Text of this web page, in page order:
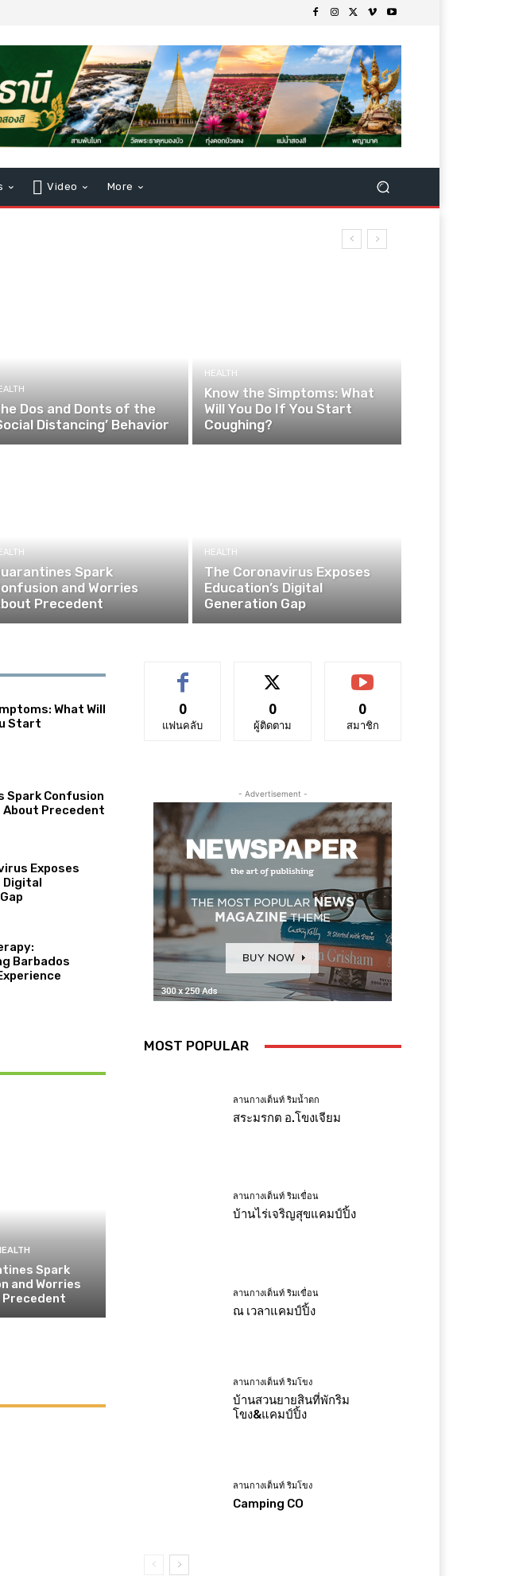
Video More
Dos and Donts of the
Distancing’ Behavior
HEALTH
Know the Simptoms: What
Will You Do If You Start
Coughing?
Spark
and Worries
Precedent
HEALTH
The Coronavirus Exposes
Education’s Digital
Generation Gap
What Will
Start
Spark Confusion
About Precedent
Exposes
Digital
Barbados
Spark
and Worries
Precedent
0
แฟนคลับ
0
ผู้ติดตาม
0
สมาชิก
- Advertisement -
MOST POPULAR
ลานกางเต็นท์ ริมน้ำตก
สระมรกต อ.โขงเจียม
ลานกางเต็นท์ ริมเขื่อน
บ้านไร่เจริญสุขแคมป์ปิ้ง
ลานกางเต็นท์ ริมเขื่อน
ณ เวลาแคมป์ปิ้ง
ลานกางเต็นท์ ริมโขง
บ้านสวนยายสินที่พักริม
โขง&แคมป์ปิ้ง
ลานกางเต็นท์ ริมโขง
Camping CO